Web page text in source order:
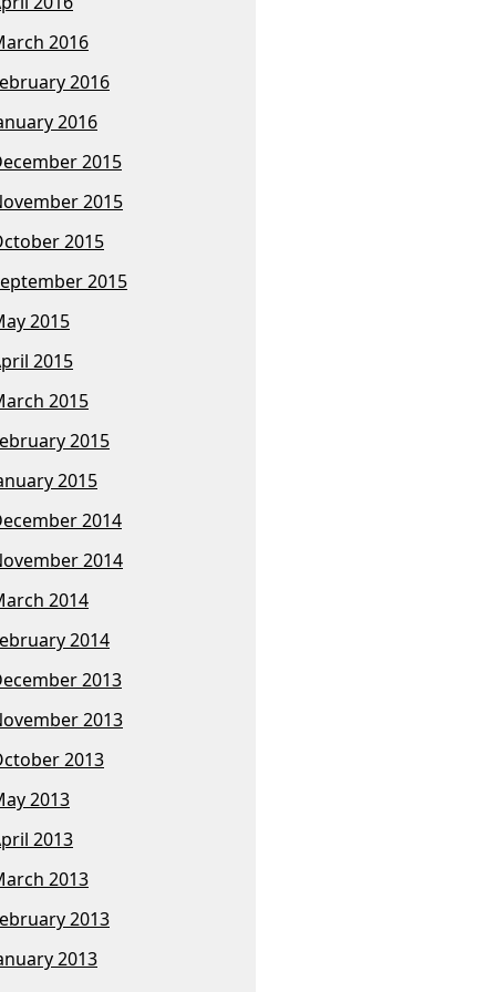
2016
2016
2016
2015
2015
2015
2015
2015
2015
2015
2015
2015
2014
2014
2014
2014
2013
2013
2013
2013
2013
2013
2013
2013